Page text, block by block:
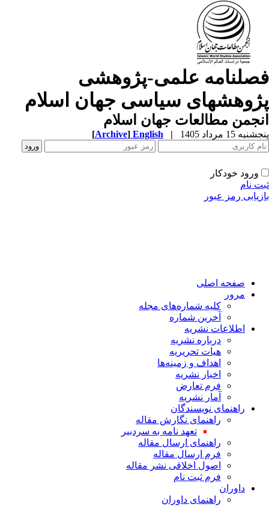
علمی-پژوهشی
سیاسی جهان اسلام
مطالعات جهان اسلام
15 مرداد 1405 |
English
[Archive]
ورود خودکار
نام
رمز عبور
صفحه اصلی
مرور
کلیه شماره‌های مجله
آخرین شماره
اطلاعات نشریه
درباره نشریه
هیات تحریریه
اهداف و زمینه‌ها
اخبار نشریه
فرم تعارض
آمار نشریه
راهنمای نویسندگان
راهنمای نگارش مقاله
تعهد نامه به سردبیر
راهنمای ارسال مقاله
فرم ارسال مقاله
اصول اخلاقی نشر مقاله
فرم ثبت نام
داوران
راهنمای داوران